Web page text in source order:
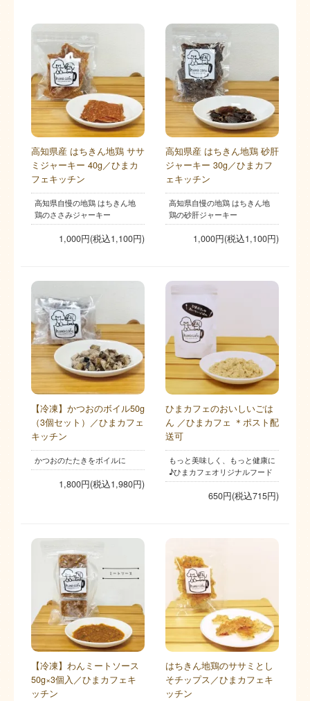
高知県産 はちきん地鶏 ササ
ミジャーキー 40g／ひまカ
フェキッチン
高知県自慢の地鶏 はちきん地
鶏のささみジャーキー
1,000円(税込1,100円)
高知県産 はちきん地鶏 砂肝
ジャーキー 30g／ひまカフ
ェキッチン
高知県自慢の地鶏 はちきん地
鶏の砂肝ジャーキー
1,000円(税込1,100円)
【冷凍】かつおのボイル50g
（3個セット）／ひまカフェ
キッチン
かつおのたたきをボイルに
1,800円(税込1,980円)
ひまカフェのおいしいごは
ん ／ひまカフェ ＊ポスト配
送可
もっと美味しく、もっと健康に
♪ひまカフェオリジナルフード
650円(税込715円)
【冷凍】わんミートソース
50g×3個入／ひまカフェキ
ッチン
はちきん地鶏のササミとし
そチップス／ひまカフェキ
ッチン